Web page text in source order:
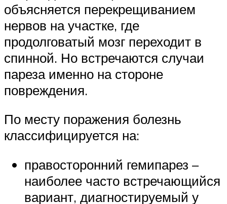
объясняется перекрещиванием
нервов на участке, где
продолговатый мозг переходит в
спинной. Но встречаются случаи
пареза именно на стороне
повреждения.
По месту поражения болезнь
классифицируется на:
правосторонний гемипарез –
наиболее часто встречающийся
вариант, диагностируемый у